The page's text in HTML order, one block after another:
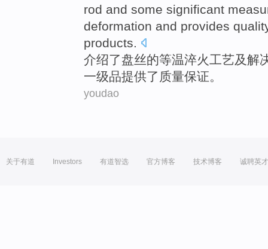
rod and some significant
deformation and provides
products.
介绍了盘丝的等温淬火工艺及解
一级品提供了 质量保证。
youdao
关于有道 Investors 有道智选 官方博客 技术博客 诚聘英才